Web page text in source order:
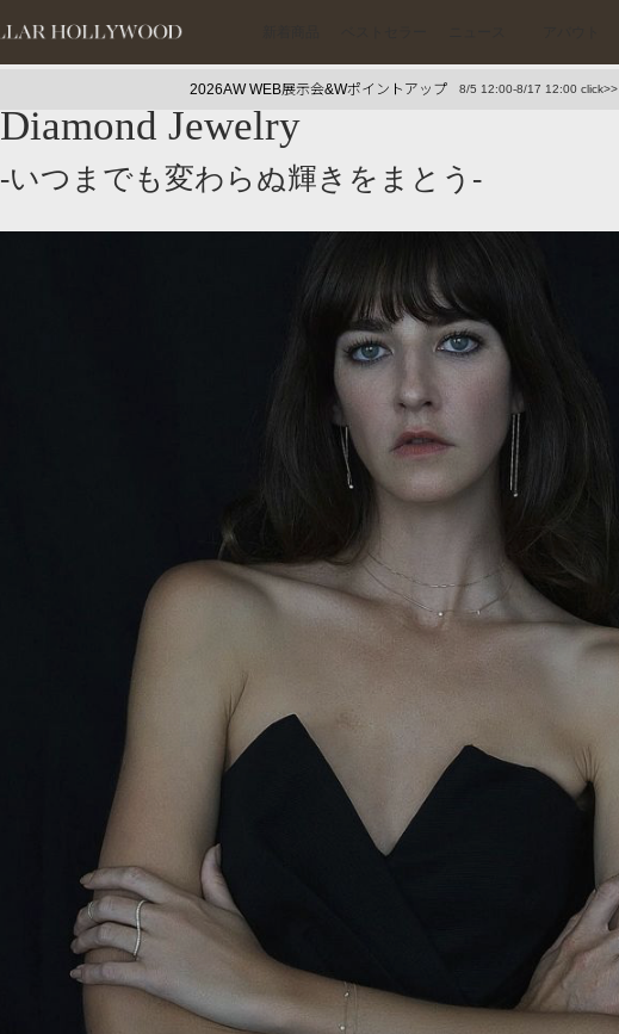
#¥10,000以下プチプラアクセ
#スタッフイチ押し（通勤パールアクセ） ＃写真映えアクセ
2026AW WEB展示会&Wポイントアップ 8/5 12:00-8/17 12:00 click>>
Diamond Jewelry
-いつまでも変わらぬ輝きをまとう-